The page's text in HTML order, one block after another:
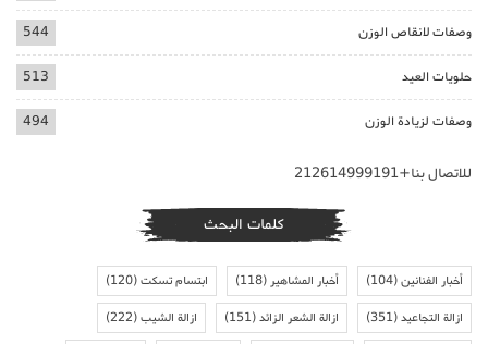
وصفات لانقاص الوزن 544
حلويات العيد 513
وصفات لزيادة الوزن 494
للاتصال بنا+212614999191
كلمات البحث
أخبار الفنانين(104) أخبار المشاهير(118) ابتسام تسكت(120)
ازالة التجاعيد(351) ازالة الشعر الزائد(151) ازالة الشيب(222)